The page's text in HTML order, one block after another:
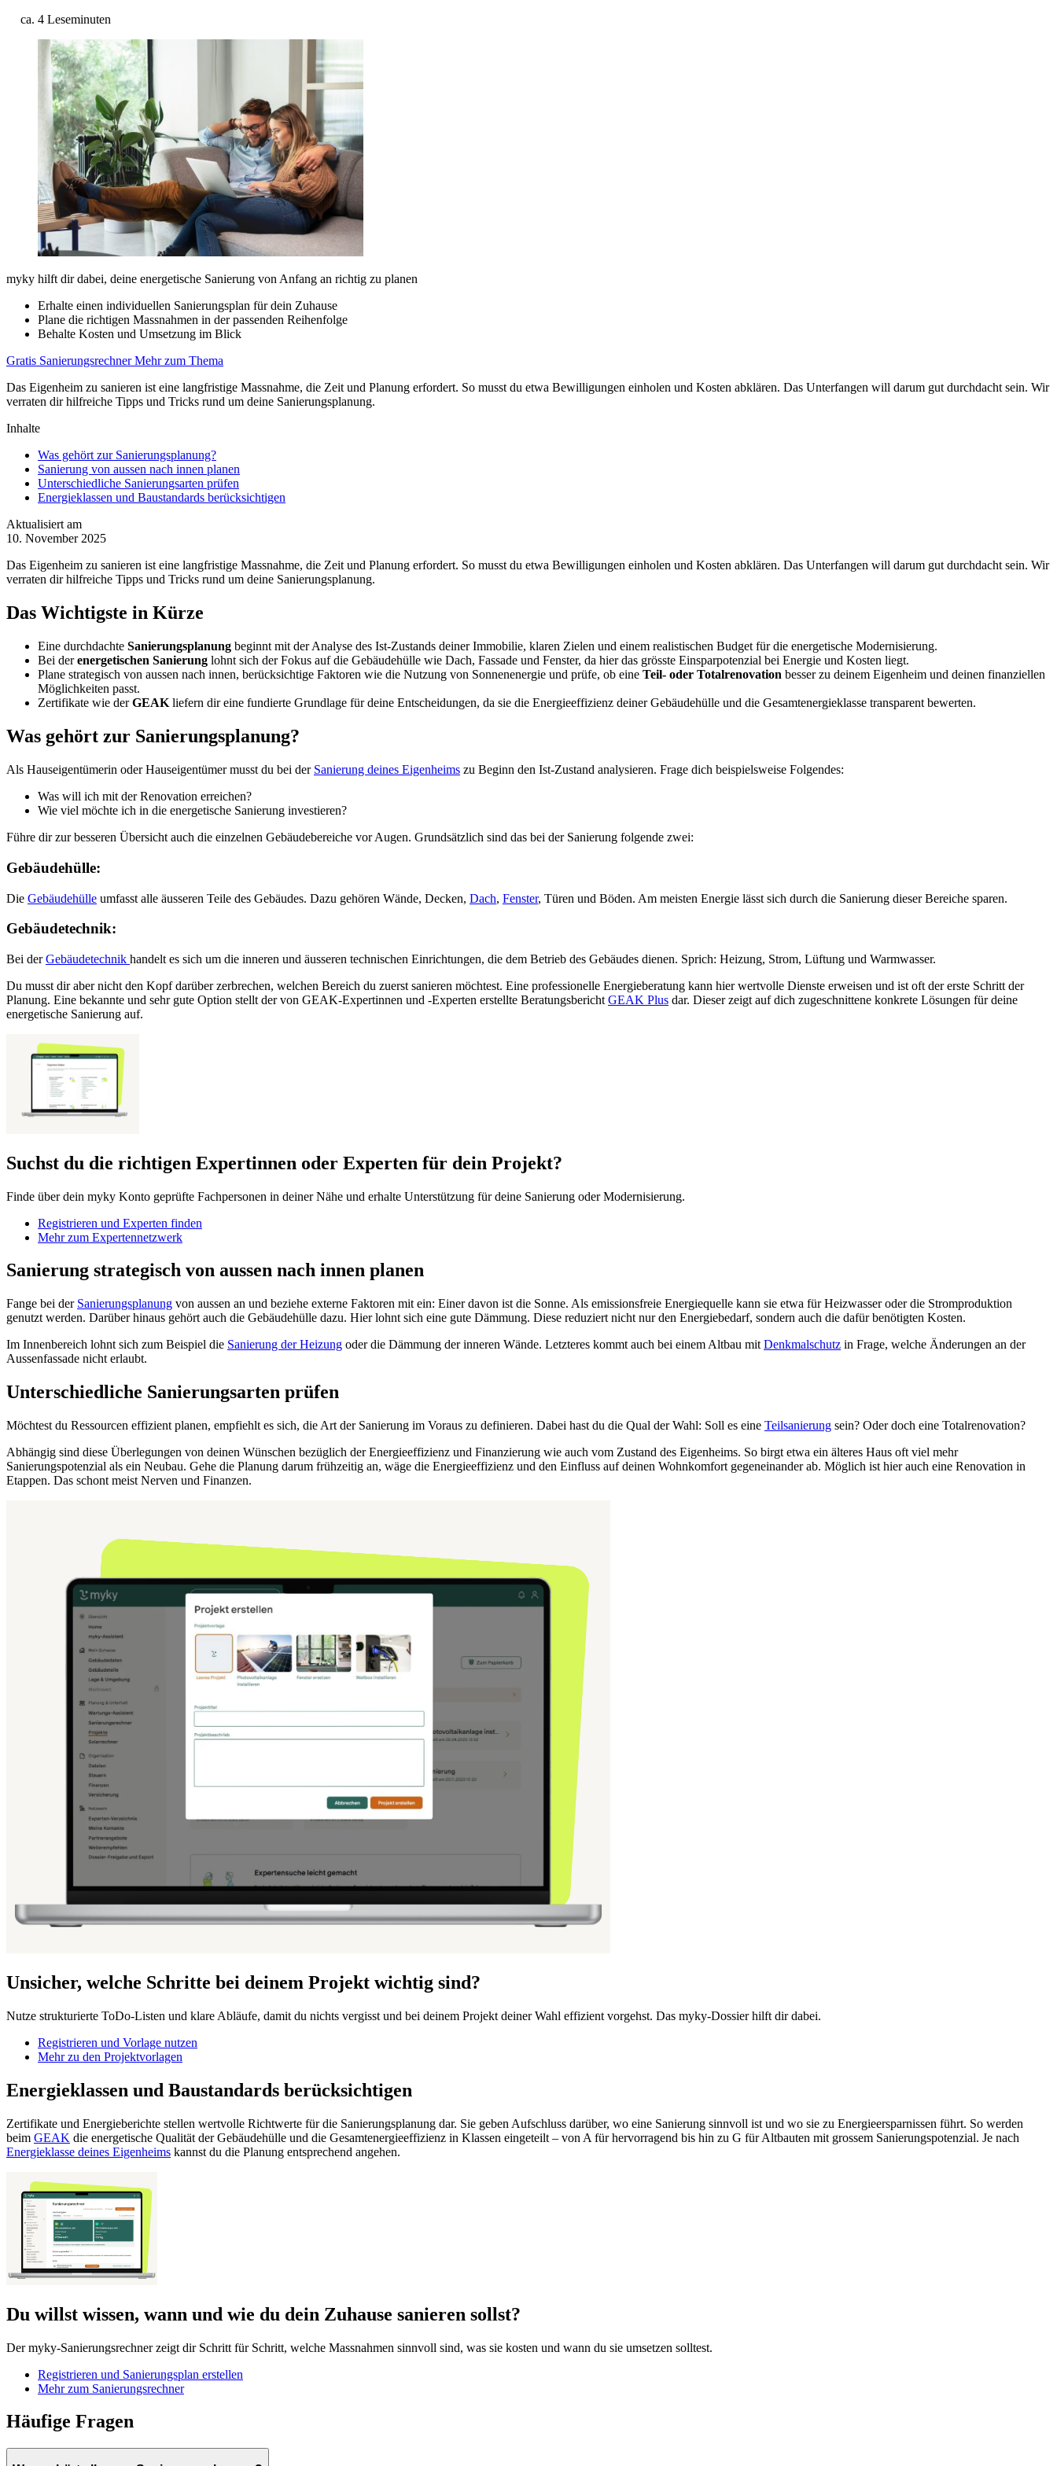
ca. 4 Leseminuten
myky hilft dir dabei, deine energetische Sanierung von Anfang an richtig zu planen
Erhalte einen individuellen Sanierungsplan für dein Zuhause
Plane die richtigen Massnahmen in der passenden Reihenfolge
Behalte Kosten und Umsetzung im Blick
Gratis SanierungsrechnerMehr zum Thema
Das Eigenheim zu sanieren ist eine langfristige Massnahme, die Zeit und Planung erfordert. So musst du etwa Bewilligungen einholen und Kosten abklären. Das Unterfangen will darum gut durchdacht sein. Wir
verraten dir hilfreiche Tipps und Tricks rund um deine Sanierungsplanung.
Inhalte
Was gehört zur Sanierungsplanung?
Sanierung von aussen nach innen planen
Unterschiedliche Sanierungsarten prüfen
Energieklassen und Baustandards berücksichtigen
Aktualisiert am
10. November 2025
Das Eigenheim zu sanieren ist eine langfristige Massnahme, die Zeit und Planung erfordert. So musst du etwa Bewilligungen einholen und Kosten abklären. Das Unterfangen will darum gut durchdacht sein. Wir
verraten dir hilfreiche Tipps und Tricks rund um deine Sanierungsplanung.
Das Wichtigste in Kürze
Eine durchdachte Sanierungsplanung beginnt mit der Analyse des Ist-Zustands deiner Immobilie, klaren Zielen und einem realistischen Budget für die energetische Modernisierung.
Bei derenergetischen Sanierung lohnt sich der Fokus auf die Gebäudehülle wie Dach, Fassade und Fenster, da hier das grösste Einsparpotenzial bei Energie und Kosten liegt.
Plane strategisch von aussen nach innen, berücksichtige Faktoren wie die Nutzung von Sonnenenergie und prüfe, ob eine Teil- oder Totalrenovation besser zu deinem Eigenheim und deinen finanziellen
Möglichkeiten passt.
Zertifikate wie derGEAK liefern dir eine fundierte Grundlage für deine Entscheidungen, da sie die Energieeffizienz deiner Gebäudehülle und die Gesamtenergieklasse transparent bewerten.
Was gehört zur Sanierungsplanung?
Als Hauseigentümerin oder Hauseigentümer musst du bei der Sanierung deines Eigenheims zu Beginn den Ist-Zustand analysieren. Frage dich beispielsweise Folgendes:
Was will ich mit der Renovation erreichen?
Wie viel möchte ich in die energetische Sanierung investieren?
Führe dir zur besseren Übersicht auch die einzelnen Gebäudebereiche vor Augen. Grundsätzlich sind das bei der Sanierung folgende zwei:
Gebäudehülle:
Die Gebäudehülle umfasst alle äusseren Teile des Gebäudes. Dazu gehören Wände, Decken, Dach, Fenster, Türen und Böden. Am meisten Energie lässt sich durch die Sanierung dieser Bereiche sparen.
Gebäudetechnik:
Bei derGebäudetechnik handelt es sich um die inneren und äusseren technischen Einrichtungen, die dem Betrieb des Gebäudes dienen. Sprich: Heizung, Strom, Lüftung und Warmwasser.
Du musst dir aber nicht den Kopf darüber zerbrechen, welchen Bereich du zuerst sanieren möchtest. Eine professionelle Energieberatung kann hier wertvolle Dienste erweisen und ist oft der erste Schritt der
Planung. Eine bekannte und sehr gute Option stellt der von GEAK-Expertinnen und -Experten erstellte Beratungsbericht GEAK Plus dar. Dieser zeigt auf dich zugeschnittene konkrete Lösungen für deine
energetische Sanierung auf.
Suchst du die richtigen Expertinnen oder Experten für dein Projekt?
Finde über dein myky Konto geprüfte Fachpersonen in deiner Nähe und erhalte Unterstützung für deine Sanierung oder Modernisierung.
Registrieren und Experten finden
Mehr zum Expertennetzwerk
Sanierung strategisch von aussen nach innen planen
Fange bei der Sanierungsplanung von aussen an und beziehe externe Faktoren mit ein: Einer davon ist die Sonne. Als emissionsfreie Energiequelle kann sie etwa für Heizwasser oder die Stromproduktion
genutzt werden. Darüber hinaus gehört auch die Gebäudehülle dazu. Hier lohnt sich eine gute Dämmung. Diese reduziert nicht nur den Energiebedarf, sondern auch die dafür benötigten Kosten.
Im Innenbereich lohnt sich zum Beispiel die Sanierung der Heizung oder die Dämmung der inneren Wände. Letzteres kommt auch bei einem Altbau mit Denkmalschutz in Frage, welche Änderungen an der
Aussenfassade nicht erlaubt.
Unterschiedliche Sanierungsarten prüfen
Möchtest du Ressourcen effizient planen, empfiehlt es sich, die Art der Sanierung im Voraus zu definieren. Dabei hast du die Qual der Wahl: Soll es eine Teilsanierung sein? Oder doch eine Totalrenovation?
Abhängig sind diese Überlegungen von deinen Wünschen bezüglich der Energieeffizienz und Finanzierung wie auch vom Zustand des Eigenheims. So birgt etwa ein älteres Haus oft viel mehr
Sanierungspotenzial als ein Neubau. Gehe die Planung darum frühzeitig an, wäge die Energieeffizienz und den Einfluss auf deinen Wohnkomfort gegeneinander ab. Möglich ist hier auch eine Renovation in
Etappen. Das schont meist Nerven und Finanzen.
Unsicher, welche Schritte bei deinem Projekt wichtig sind?
Nutze strukturierte ToDo-Listen und klare Abläufe, damit du nichts vergisst und bei deinem Projekt deiner Wahl effizient vorgehst. Das myky-Dossier hilft dir dabei.
Registrieren und Vorlage nutzen
Mehr zu den Projektvorlagen
Energieklassen und Baustandards berücksichtigen
Zertifikate und Energieberichte stellen wertvolle Richtwerte für die Sanierungsplanung dar. Sie geben Aufschluss darüber, wo eine Sanierung sinnvoll ist und wo sie zu Energieersparnissen führt. So werden
beim GEAK die energetische Qualität der Gebäudehülle und die Gesamtenergieeffizienz in Klassen eingeteilt – von A für hervorragend bis hin zu G für Altbauten mit grossem Sanierungspotenzial. Je nach
Energieklasse deines Eigenheims kannst du die Planung entsprechend angehen.
Du willst wissen, wann und wie du dein Zuhause sanieren sollst?
Der myky-Sanierungsrechner zeigt dir Schritt für Schritt, welche Massnahmen sinnvoll sind, was sie kosten und wann du sie umsetzen solltest.
Registrieren und Sanierungsplan erstellen
Mehr zum Sanierungsrechner
Häufige Fragen